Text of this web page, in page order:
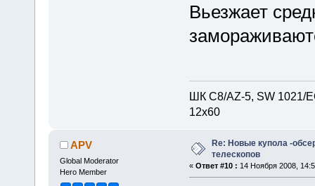
Вьезжает
ШК С8/AZ-5, SW 1021/
12х60
APV
Global Moderator
Hero Member
Re: Новые купола -
телескопов
« Ответ #10 : 14 Ноября 2008,